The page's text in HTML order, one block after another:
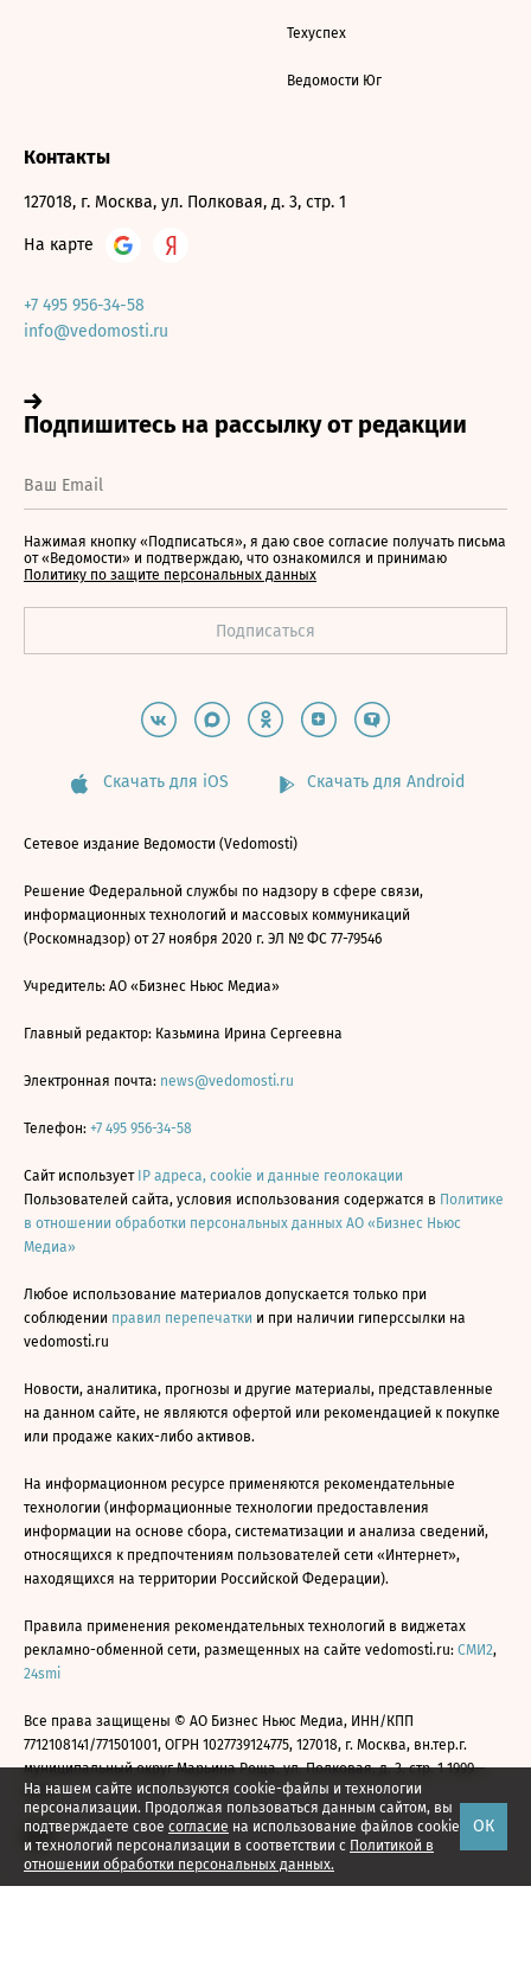
На нашем сайте используются cookie-файлы и технологии
персонализации. Продолжая пользоваться данным сайтом, вы
подтверждаете свое согласие на использование файлов cookie
и технологий персонализации в соответствии с Политикой в
отношении обработки персональных данных.
ОК
Техуспех
Ведомости Юг
Контакты
127018, г. Москва, ул. Полковая, д. 3, стр. 1
На карте
+7 495 956-34-58
info@vedomosti.ru
Нажимая кнопку «Подписаться», я даю свое согласие получать письма
от «Ведомости» и подтверждаю, что ознакомился и принимаю
Политику по защите персональных данных
Скачать для iOS Скачать для Android
Сетевое издание Ведомости (Vedomosti)
Решение Федеральной службы по надзору в сфере связи,
информационных технологий и массовых коммуникаций
(Роскомнадзор) от 27 ноября 2020 г. ЭЛ № ФС 77-79546
Учредитель: АО «Бизнес Ньюс Медиа»
Главный редактор: Казьмина Ирина Сергеевна
Электронная почта: news@vedomosti.ru
Телефон: +7 495 956-34-58
Сайт использует IP адреса, cookie и данные геолокации
Пользователей сайта, условия использования содержатся в Политике
в отношении обработки персональных данных АО «Бизнес Ньюс
Медиа»
Любое использование материалов допускается только при
соблюдении правил перепечатки и при наличии гиперссылки на
vedomosti.ru
Новости, аналитика, прогнозы и другие материалы, представленные
на данном сайте, не являются офертой или рекомендацией к покупке
или продаже каких-либо активов.
На информационном ресурсе применяются рекомендательные
технологии (информационные технологии предоставления
информации на основе сбора, систематизации и анализа сведений,
относящихся к предпочтениям пользователей сети «Интернет»,
находящихся на территории Российской Федерации).
Правила применения рекомендательных технологий в виджетах
рекламно-обменной сети, размещенных на сайте vedomosti.ru: СМИ2,
24smi
Все права защищены © АО Бизнес Ньюс Медиа, ИНН/КПП
7712108141/771501001, ОГРН 1027739124775, 127018, г. Москва, вн.тер.г.
муниципальный округ Марьина Роща, ул. Полковая, д. 3, стр. 1 1999—
2026